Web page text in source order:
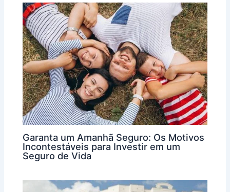
Garanta um Amanhã Seguro: Os Motivos
Incontestáveis para Investir em um
Seguro de Vida